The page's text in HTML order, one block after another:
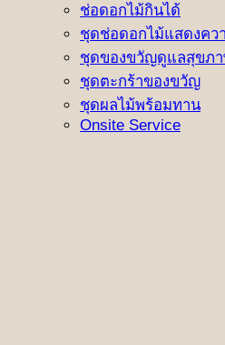
ช่อดอกไม้กินได้
ชุดช่อดอกไม้แสดงคว
ชุดของขวัญดูแลสุขภ
ชุดตะกร้าของขวัญ
ชุดผลไม้พร้อมทาน
Onsite Service